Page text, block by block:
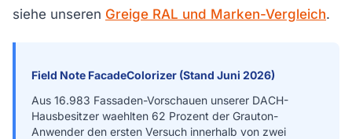
siehe unseren Greige RAL und Marken-Vergleich.
Field Note FacadeColorizer (Stand Juni 2026)
Aus 16.983 Fassaden-Vorschauen unserer DACH-
Hausbesitzer waehlten 62 Prozent der Grauton-
Anwender den ersten Versuch innerhalb von zwei